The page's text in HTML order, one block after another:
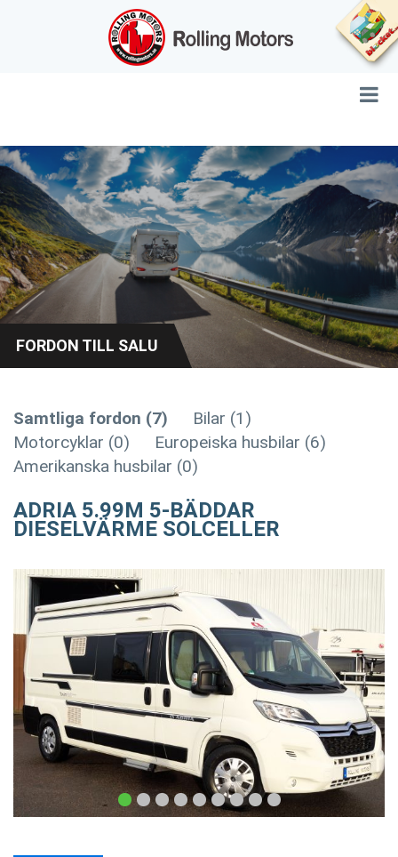
FORDON TILL SALU
Samtliga fordon (7)
Bilar (1)
Motorcyklar (0)
Europeiska husbilar (6)
Amerikanska husbilar (0)
ADRIA 5.99M 5-BÄDDAR
DIESELVÄRME SOLCELLER